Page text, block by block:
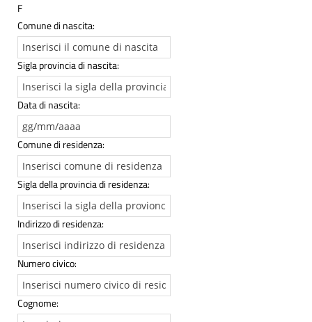
F
Comune di nascita:
Sigla provincia di nascita:
Data di nascita:
Comune di residenza:
Sigla della provincia di residenza:
Indirizzo di residenza:
Numero civico:
Cognome: